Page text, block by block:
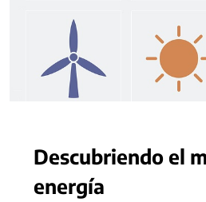
Descubriendo el
energía